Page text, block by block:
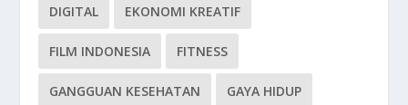
DIGITAL EKONOMI KREATIF
FILM INDONESIA FITNESS
GANGGUAN KESEHATAN GAYA HIDUP